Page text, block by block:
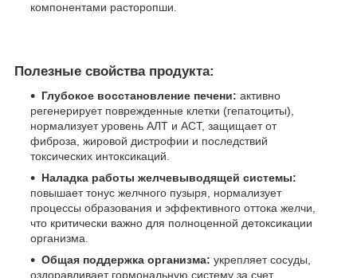
компонентами расторопши.
Полезные свойства продукта:
Глубокое восстановление печени: активно
регенерирует поврежденные клетки (гепатоциты),
нормализует уровень АЛТ и АСТ, защищает от
фиброза, жировой дистрофии и последствий
токсических интоксикаций.
Наладка работы желчевыводящей системы:
повышает тонус желчного пузыря, нормализует
процессы образования и эффективного оттока желчи,
что критически важно для полноценной детоксикации
организма.
Общая поддержка организма: укрепляет сосуды,
оздоравливает гормональную систему за счет